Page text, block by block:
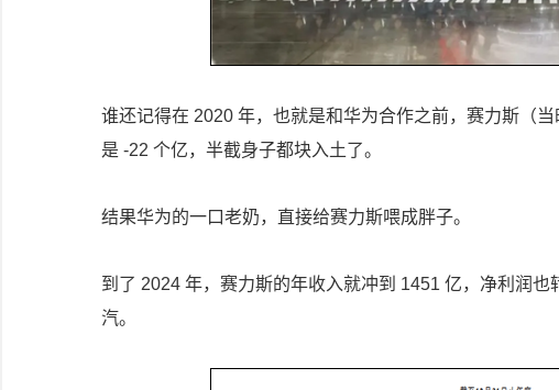
谁还记得在 2020 年，也就是和华为合作之前，赛力斯（
是 -22 个亿，半截身子都块入土了。
结果华为的一口老奶，直接给赛力斯喂成胖子。
到了 2024 年，赛力斯的年收入就冲到 1451 亿，净利润
汽。